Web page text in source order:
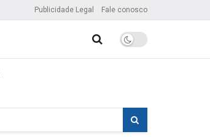
Publicidade Legal Fale conosco